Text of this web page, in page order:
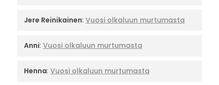
Jere Reinikainen: Vuosi olkaluun murtumasta
Anni: Vuosi olkaluun murtumasta
Henna: Vuosi olkaluun murtumasta